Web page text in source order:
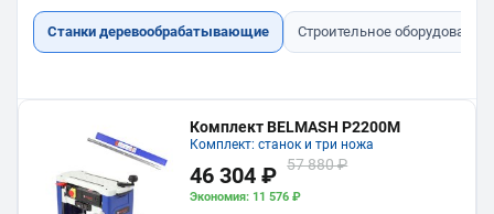
Станки деревообрабатывающие Строительное оборудование
Комплект BELMASH P2200M
Комплект: станок и три ножа
46 304 ₽ 57 880 ₽
Экономия: 11 576 ₽